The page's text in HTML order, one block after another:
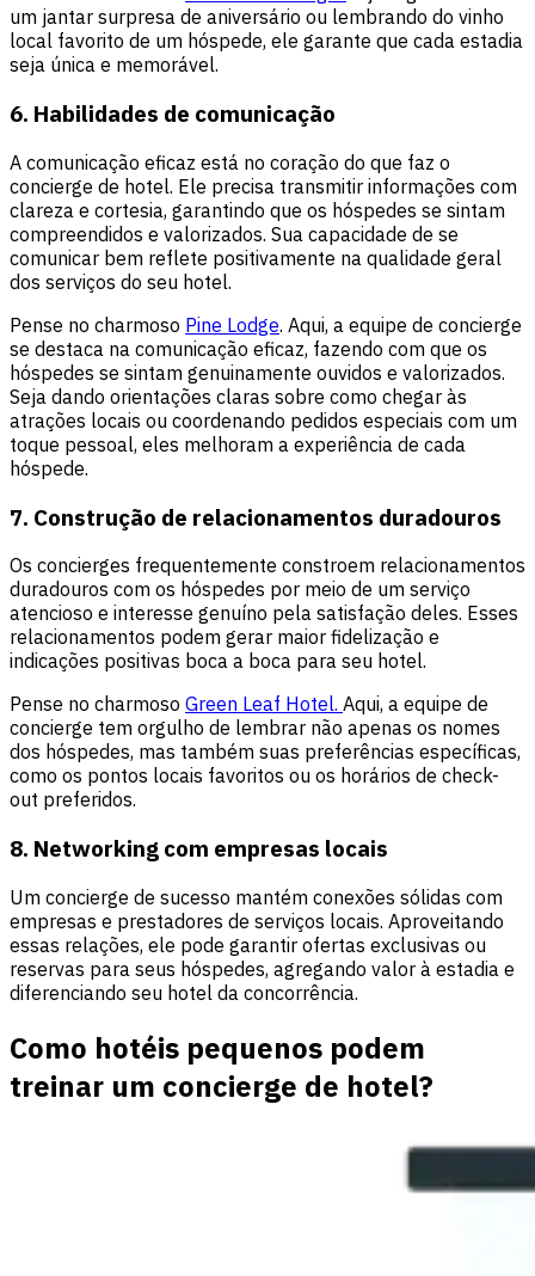
um jantar surpresa de aniversário ou lembrando do vinho
local favorito de um hóspede, ele garante que cada estadia
seja única e memorável.
6. Habilidades de comunicação
A comunicação eficaz está no coração do que faz o
concierge de hotel. Ele precisa transmitir informações com
clareza e cortesia, garantindo que os hóspedes se sintam
compreendidos e valorizados. Sua capacidade de se
comunicar bem reflete positivamente na qualidade geral
dos serviços do seu hotel.
Pense no charmoso Pine Lodge. Aqui, a equipe de concierge
se destaca na comunicação eficaz, fazendo com que os
hóspedes se sintam genuinamente ouvidos e valorizados.
Seja dando orientações claras sobre como chegar às
atrações locais ou coordenando pedidos especiais com um
toque pessoal, eles melhoram a experiência de cada
hóspede.
7. Construção de relacionamentos duradouros
Os concierges frequentemente constroem relacionamentos
duradouros com os hóspedes por meio de um serviço
atencioso e interesse genuíno pela satisfação deles. Esses
relacionamentos podem gerar maior fidelização e
indicações positivas boca a boca para seu hotel.
Pense no charmoso Green Leaf Hotel. Aqui, a equipe de
concierge tem orgulho de lembrar não apenas os nomes
dos hóspedes, mas também suas preferências específicas,
como os pontos locais favoritos ou os horários de check-
out preferidos.
8. Networking com empresas locais
Um concierge de sucesso mantém conexões sólidas com
empresas e prestadores de serviços locais. Aproveitando
essas relações, ele pode garantir ofertas exclusivas ou
reservas para seus hóspedes, agregando valor à estadia e
diferenciando seu hotel da concorrência.
Como hotéis pequenos podem
treinar um concierge de hotel?